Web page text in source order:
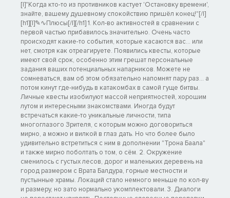
[I]"Когда кто-то из противников кастует 'Остановку времени',
знайте, вашему душевному спокойствию пришёл конец!"[/I]
[h1][I]✎∿Плюсы[/I][/h1] 1. Кол-во активностей в сравнении с
первой частью прибавилось значительно. Очень часто
происходят какие-то события, которые касаются вас… или
нет, смотря как отреагируете. Появились квесты, которые
имеют свой срок, особенно этим грешат персональные
задания ваших потенциальных напарников. Можете не
сомневаться, вам об этом обязательно напомнят пару раз… а
потом кинут где-нибудь в катакомбах в самой гуще битвы.
Личные квесты изобилуют массой неприятностей, хорошим
лутом и интересными знакомствами. Иногда будут
встречаться какие-то уникальные личности, типа
многоглазого Зрителя, с которым можно договориться
мирно, а можно и вилкой в глаз дать. Но что более было
удивительно встретиться с ним в дополнении "Трона Баала"
и также мирно поболтать о том, о сём. 2. Окружение
сменилось с густых лесов, дорог и маленьких деревень на
город размером с Врата Балдура, горные местности и
пустынные храмы. Локаций стало немного меньше по кол-ву
и размеру, но зато нормально укомплектовали. 3. Диалоги